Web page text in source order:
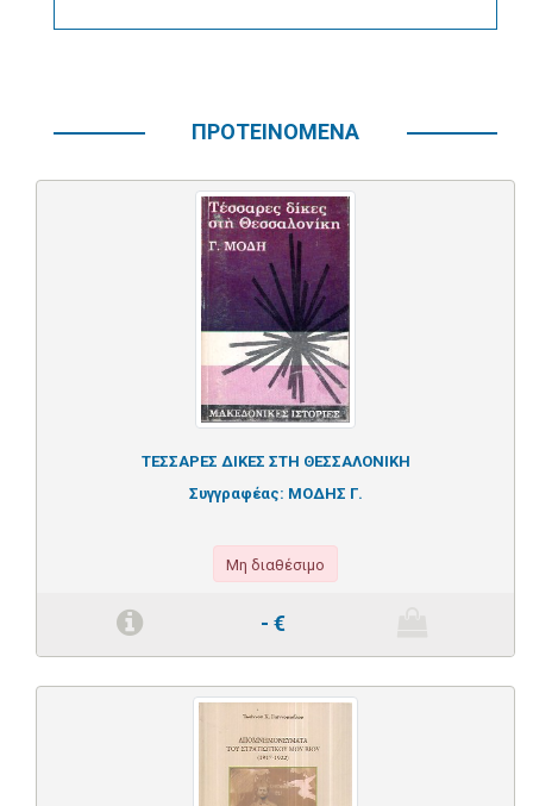
ΠΡΟΤΕΙΝΟΜΕΝΑ
ΤΕΣΣΑΡΕΣ ΔΙΚΕΣ ΣΤΗ ΘΕΣΣΑΛΟΝΙΚΗ
Συγγραφέας: ΜΟΔΗΣ Γ.
Μη διαθέσιμο
- €